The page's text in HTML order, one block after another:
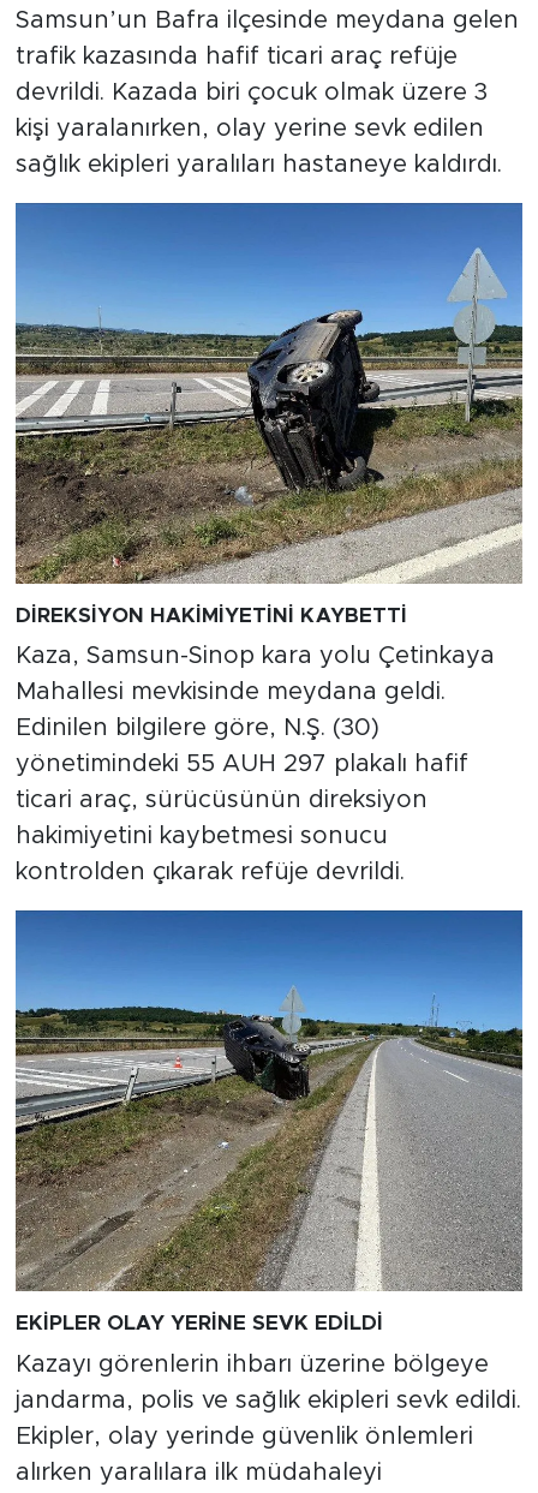
Samsun’un Bafra ilçesinde meydana gelen
trafik kazasında hafif ticari araç refüje
devrildi. Kazada biri çocuk olmak üzere 3
kişi yaralanırken, olay yerine sevk edilen
sağlık ekipleri yaralıları hastaneye kaldırdı.
DİREKSİYON HAKİMİYETİNİ KAYBETTİ
Kaza, Samsun-Sinop kara yolu Çetinkaya
Mahallesi mevkisinde meydana geldi.
Edinilen bilgilere göre, N.Ş. (30)
yönetimindeki 55 AUH 297 plakalı hafif
ticari araç, sürücüsünün direksiyon
hakimiyetini kaybetmesi sonucu
kontrolden çıkarak refüje devrildi.
EKİPLER OLAY YERİNE SEVK EDİLDİ
Kazayı görenlerin ihbarı üzerine bölgeye
jandarma, polis ve sağlık ekipleri sevk edildi.
Ekipler, olay yerinde güvenlik önlemleri
alırken yaralılara ilk müdahaleyi